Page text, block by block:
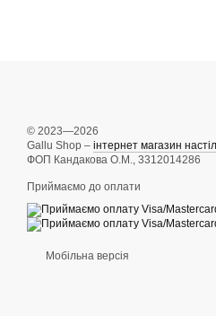
© 2023—2026
Gallu Shop – інтернет магазин
ФОП Кандакова О.М., 3312014286
Приймаємо до оплати
Мобільна версія